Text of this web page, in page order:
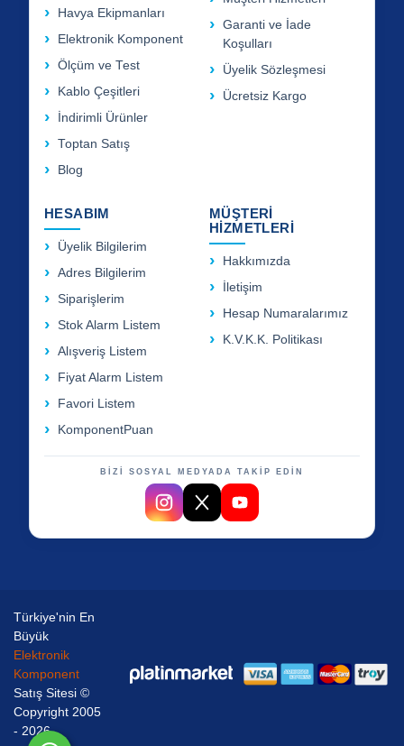
Havya Ekipmanları
Elektronik Komponent
Ölçüm ve Test
Kablo Çeşitleri
İndirimli Ürünler
Toptan Satış
Blog
Garanti ve İade
Koşulları
Üyelik Sözleşmesi
Ücretsiz Kargo
HESABIM
Üyelik Bilgilerim
Adres Bilgilerim
Siparişlerim
Stok Alarm Listem
Alışveriş Listem
Fiyat Alarm Listem
Favori Listem
KomponentPuan
MÜŞTERİ
HİZMETLERİ
Hakkımızda
İletişim
Hesap Numaralarımız
K.V.K.K. Politikası
BİZİ SOSYAL MEDYADA TAKİP EDİN
Türkiye'nin En
Büyük
Elektronik
Komponent
Satış Sitesi ©
Copyright 2005
- 2026